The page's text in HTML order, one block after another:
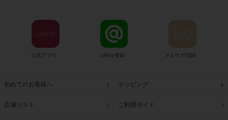
公式アプリ LINE@登録 メルマガ登録
初めてのお客様へ ラッピング
店舗リスト ご利用ガイド